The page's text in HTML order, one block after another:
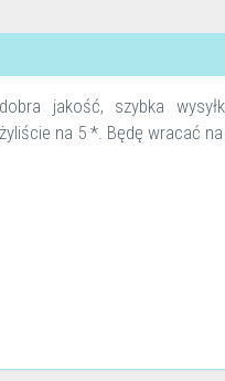
jakość, szybka
na 5 *. Będę wracać